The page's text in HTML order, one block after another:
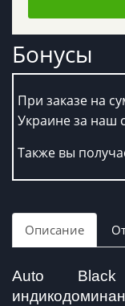
Бонусы
При заказе на
Украине за наш
Также вы
Описание
Auto